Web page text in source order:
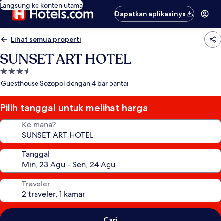
Langsung ke konten utama
Dapatkan aplikasinya
Lihat semua properti
SUNSET ART HOTEL
Properti
bintang
Guesthouse Sozopol dengan 4 bar pantai
Pilih tanggal untuk melihat harga
Ke mana?
Tanggal
Traveler